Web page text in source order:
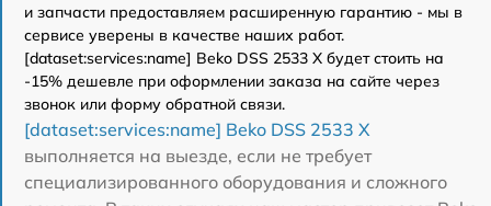
и запчасти предоставляем расширенную гарантию - мы в
сервисе уверены в качестве наших работ.
[dataset:services:name] Beko DSS 2533 X будет стоить на
-15% дешевле при оформлении заказа на сайте через
звонок или форму обратной связи.
[dataset:services:name] Beko DSS 2533 X
выполняется на выезде, если не требует
специализированного оборудования и сложного